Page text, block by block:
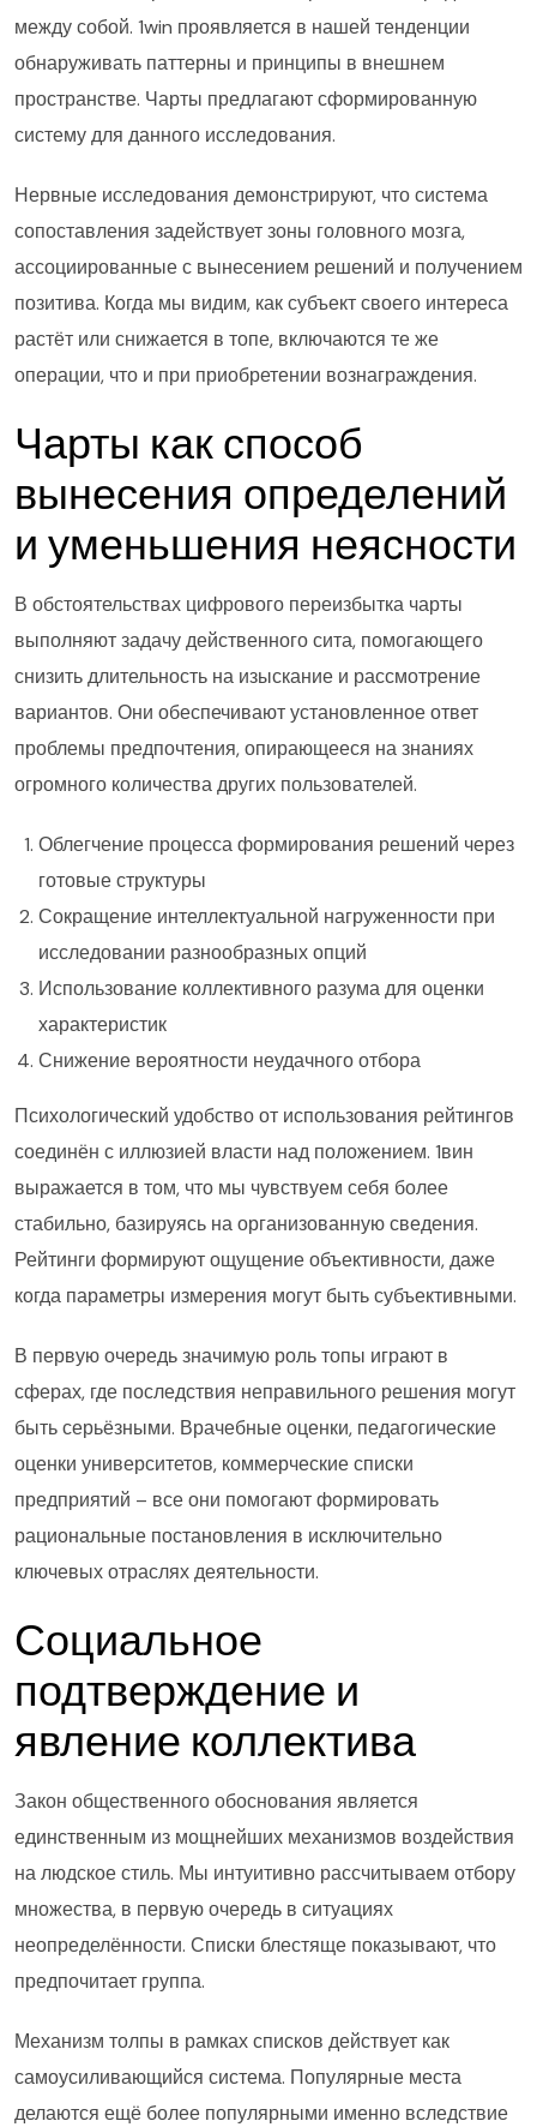
между собой. 1win проявляется в нашей тенденции
обнаруживать паттерны и принципы в внешнем
пространстве. Чарты предлагают сформированную
систему для данного исследования.
Нервные исследования демонстрируют, что система
сопоставления задействует зоны головного мозга,
ассоциированные с вынесением решений и получением
позитива. Когда мы видим, как субъект своего интереса
растёт или снижается в топе, включаются те же
операции, что и при приобретении вознаграждения.
Чарты как способ
вынесения определений
и уменьшения неясности
В обстоятельствах цифрового переизбытка чарты
выполняют задачу действенного сита, помогающего
снизить длительность на изыскание и рассмотрение
вариантов. Они обеспечивают установленное ответ
проблемы предпочтения, опирающееся на знаниях
огромного количества других пользователей.
Облегчение процесса формирования решений через
готовые структуры
Сокращение интеллектуальной нагруженности при
исследовании разнообразных опций
Использование коллективного разума для оценки
характеристик
Снижение вероятности неудачного отбора
Психологический удобство от использования рейтингов
соединён с иллюзией власти над положением. 1вин
выражается в том, что мы чувствуем себя более
стабильно, базируясь на организованную сведения.
Рейтинги формируют ощущение объективности, даже
когда параметры измерения могут быть субъективными.
В первую очередь значимую роль топы играют в
сферах, где последствия неправильного решения могут
быть серьёзными. Врачебные оценки, педагогические
оценки университетов, коммерческие списки
предприятий – все они помогают формировать
рациональные постановления в исключительно
ключевых отраслях деятельности.
Социальное
подтверждение и
явление коллектива
Закон общественного обоснования является
единственным из мощнейших механизмов воздействия
на людское стиль. Мы интуитивно рассчитываем отбору
множества, в первую очередь в ситуациях
неопределённости. Списки блестяще показывают, что
предпочитает группа.
Механизм толпы в рамках списков действует как
самоусиливающийся система. Популярные места
делаются ещё более популярными именно вследствие